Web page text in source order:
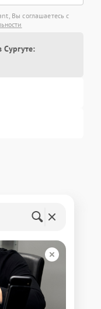
Вы соглашаетесь с